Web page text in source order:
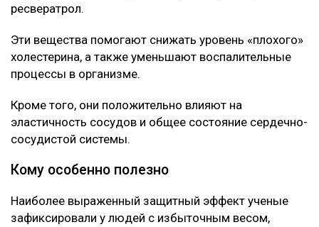
ресвератрол.
Эти вещества помогают снижать уровень «плохого»
холестерина, а также уменьшают воспалительные
процессы в организме.
Кроме того, они положительно влияют на
эластичность сосудов и общее состояние сердечно-
сосудистой системы.
Кому особенно полезно
Наиболее выраженный защитный эффект ученые
зафиксировали у людей с избыточным весом,